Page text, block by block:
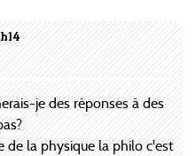
je des réponses à des
de la physique la philo c'est